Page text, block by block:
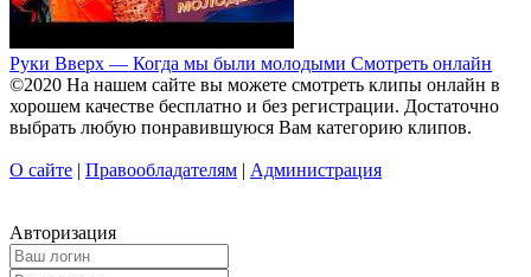
Руки Вверх — Когда мы были молодыми Смотреть онлайн
©2020 На нашем сайте вы можете смотреть клипы онлайн в
хорошем качестве бесплатно и без регистрации. Достаточно
выбрать любую понравившуюся Вам категорию клипов.
О сайте | Правообладателям | Администрация
Авторизация